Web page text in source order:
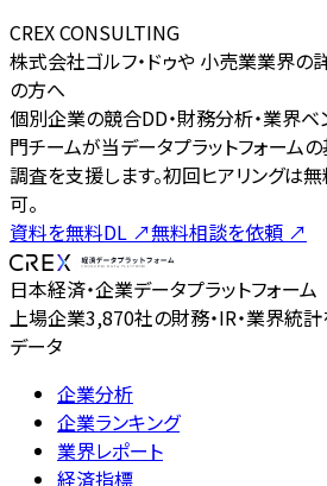
CREX CONSULTING
株式会社ゴルフ・ドゥや 小売業業界の
の方へ
個別企業の競合DD・財務分析・業界ベ
門チームが当データプラットフォーム
調査を支援します。初回ヒアリングは
可。
資料を無料DL ↗無料相談を依頼 ↗
日本経済・企業データプラットフォーム
上場企業3,870社の財務・IR・業界統
データ
企業分析
企業ランキング
業界レポート
経済指標